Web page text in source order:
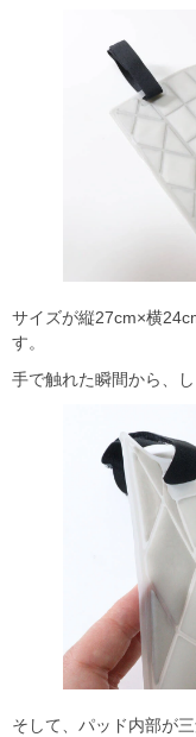
サイズが縦27cm×横
す。
手で触れた瞬間から、
そして、パッド内部が